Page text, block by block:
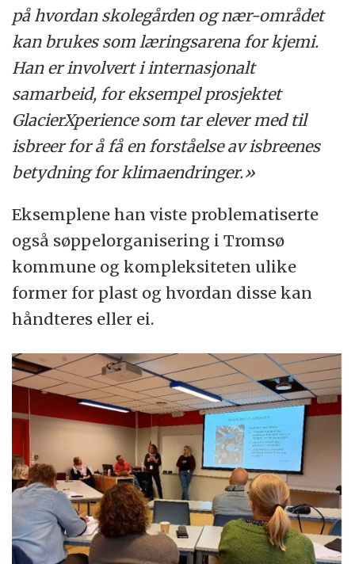
på hvordan skolegården og nær-området
kan brukes som læringsarena for kjemi.
Han er involvert i internasjonalt
samarbeid, for eksempel prosjektet
GlacierXperience som tar elever med til
isbreer for å få en forståelse av isbreenes
betydning for klimaendringer.»
Eksemplene han viste problematiserte
også søppelorganisering i Tromsø
kommune og kompleksiteten ulike
former for plast og hvordan disse kan
håndteres eller ei.